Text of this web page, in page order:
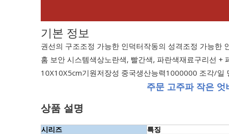
기본 정보
권선의 구조조정 가능한 인덕터작동의 성격조정 가능한
홈 보안 시스템색상노란색, 빨간색, 파란색재료구리선 +
10X10X5cm기원저장성 중국생산능력1000000 조각/일
주문 고주파 작은 엇
상품 설명
시리즈
특징